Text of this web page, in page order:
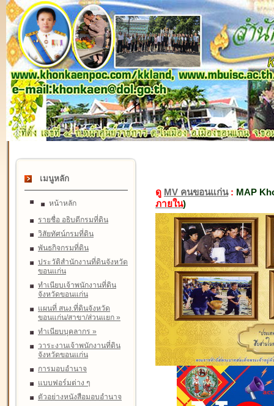
เมนูหลัก
หน้าหลัก
รายชื่อ อธิบดีกรมที่ดิน
วิสัยทัศน์กรมที่ดิน
พันธกิจกรมที่ดิน
ประวัติสำนักงานที่ดินจังหวัด
ขอนแก่น
ทำเนียบเจ้าพนักงานที่ดิน
จังหวัดขอนแก่น
แผนที่ สนง.ที่ดินจังหวัด
ขอนแก่น/สาขา/ส่วนแยก »
ทำเนียบบุคลากร »
วาระงานเจ้าพนักงานที่ดิน
จังหวัดขอนแก่น
การมอบอำนาจ
แบบฟอร์มต่าง ๆ
ตัวอย่างหนังสือมอบอำนาจ
ดู MV คนขอนแก่น: MAP
ภายใน)